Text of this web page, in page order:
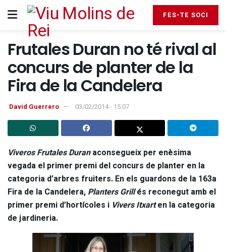
FES-TE SOCI
Frutales Duran no té rival al
concurs de planter de la
Fira de la Candelera
David Guerrero 03/02/2014 - 15:07
Viveros Frutales Duranaconsegueix per enèsima
vegada el primer premi del concurs de planter en la
categoria d’arbres fruiters. En els guardons de la 163a
Fira de la Candelera, Planters Grillés reconegut amb el
primer premi d’hortícoles i Vivers Itxarten la categoria
de jardineria.